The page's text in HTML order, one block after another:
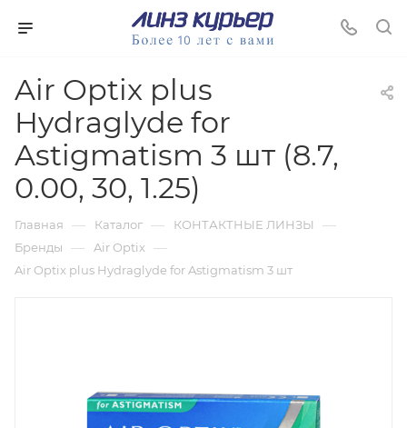
Air Optix plus
Hydraglyde for
Astigmatism 3 шт (8.7,
0.00, 30, 1.25)
Главная — Каталог — КОНТАКТНЫЕ ЛИНЗЫ —
Бренды — Air Optix —
Air Optix plus Hydraglyde for Astigmatism 3 шт